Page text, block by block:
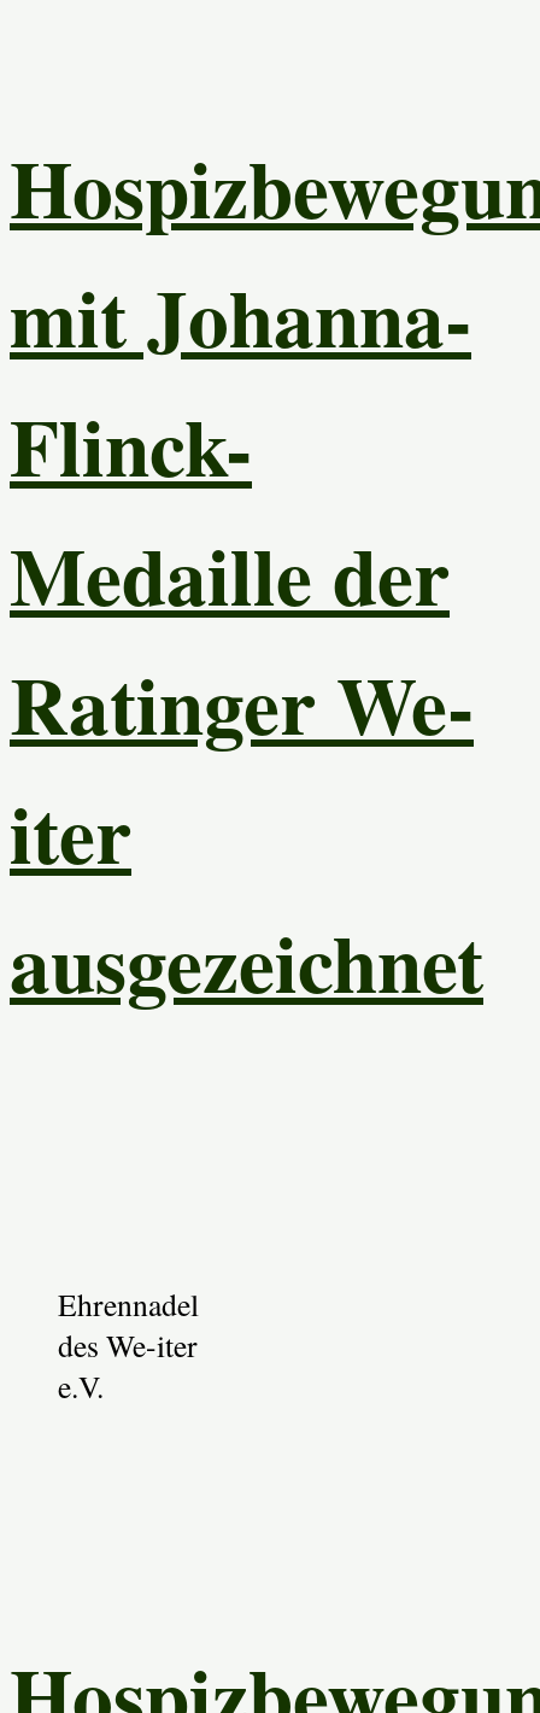
mit Johanna-
Flinck-
Medaille der
Ratinger We-
iter
ausgezeichnet
Ehrennadel
des We-iter
e.V.